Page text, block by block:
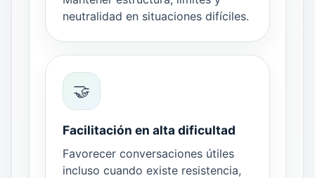
neutralidad en situaciones difíciles.
🤝
Facilitación en alta dificultad
Favorecer conversaciones útiles
incluso cuando existe resistencia,